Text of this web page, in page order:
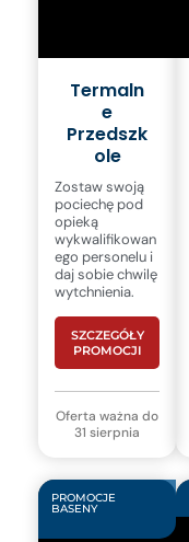
Termaln
e
Przedszk
ole
Zostaw swoją
pociechę pod
opieką
wykwalifikowan
ego personelu i
daj sobie chwilę
wytchnienia.
SZCZEGÓŁY
PROMOCJI
Oferta ważna do
31 sierpnia
PROMOCJE
BASENY